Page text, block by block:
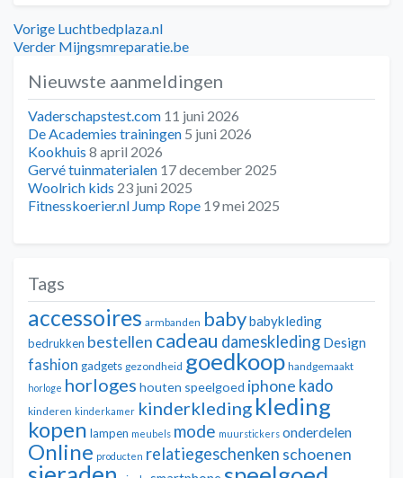
Bericht
navigatie
Vorige Vorig
bericht:
Luchtbedplaza.nl
Verder Volgend
Mijngsmreparatie.be
Nieuwste aanmeldingen
Vaderschapstest.com 11 juni 2026
De Academies trainingen 5 juni 2026
Kookhuis 8 april 2026
Gervé tuinmaterialen 17 december 2025
Woolrich kids 23 juni 2025
Fitnesskoerier.nl Jump Rope 19 mei 2025
Tags
accessoires armbanden babybabykleding
bedrukken bestellen cadeau dameskleding Design
fashion gadgets gezondheid goedkoop handgemaakt
horloge horloges houten speelgoed iphone kado
kinderen kinderkamer kinderkleding kleding
kopen lampen meubels mode muurstickers onderdelen
Online producten relatiegeschenken schoenen